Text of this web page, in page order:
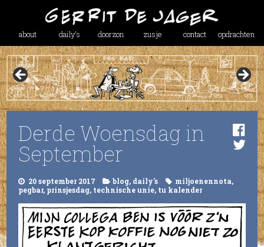
about daily’s doorzon zusje contact opdrachten
Derde Woensdag in
September
20 september 2017 blog, daily's miljoenennota,
pegbar, prinsjesdag, technische unie, tu kalender